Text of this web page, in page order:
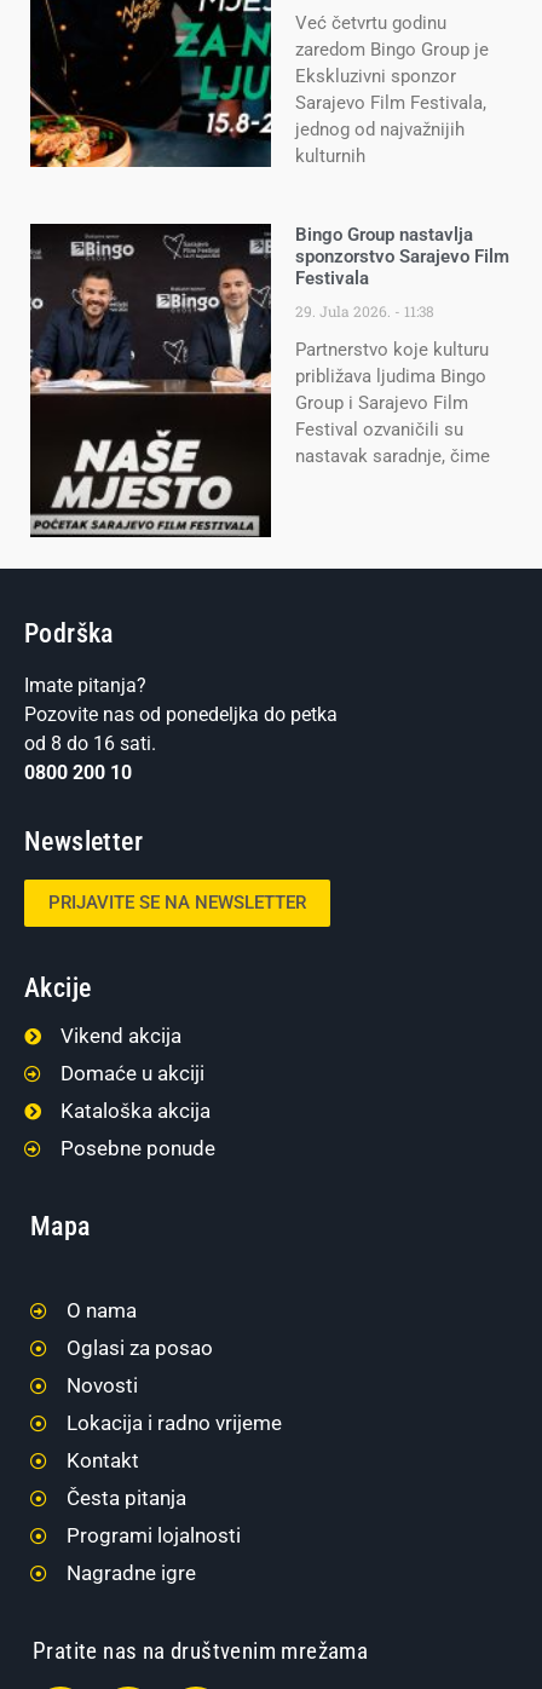
Već četvrtu godinu
zaredom Bingo Group je
Ekskluzivni sponzor
Sarajevo Film Festivala,
jednog od najvažnijih
kulturnih
Bingo Group nastavlja
sponzorstvo Sarajevo Film
Festivala
29. Jula 2026. 11:38
Partnerstvo koje kulturu
približava ljudima Bingo
Group i Sarajevo Film
Festival ozvaničili su
nastavak saradnje, čime
Podrška
Imate pitanja?
Pozovite nas od ponedeljka do petka
od 8 do 16 sati.
0800 200 10
Newsletter
PRIJAVITE SE NA NEWSLETTER
Akcije
Vikend akcija
Domaće u akciji
Kataloška akcija
Posebne ponude
Mapa
O nama
Oglasi za posao
Novosti
Lokacija i radno vrijeme
Kontakt
Česta pitanja
Programi lojalnosti
Nagradne igre
Pratite nas na društvenim mrežama